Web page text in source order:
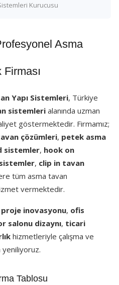
Kurucusu
Asma
Yapı Sistemleri, Türkiye
sistemleri alanında uzman
göstermektedir. Firmamız;
çözümleri, petek asma
sistemler, hook on
, clip in tavan
tüm asma tavan
vermektedir.
proje inovasyonu, ofis
salonu dizaynı, ticari
hizmetleriyle çalışma ve
yeniliyoruz.
Tablosu